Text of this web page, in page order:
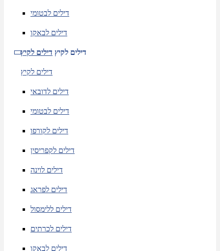
דילים לבטומי
דילים לבאקו
דילים לקיץ דילים לקיץ
דילים לקיץ
דילים לדובאי
דילים לבטומי
דילים לקורפו
דילים לקפריסין
דילים לוינה
דילים לפראג
דילים ללימסול
דילים לכרתים
דילים לבאקו